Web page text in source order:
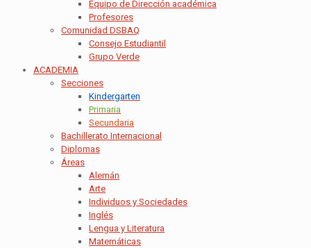
Equipo de Dirección académica
Profesores
Comunidad DSBAQ
Consejo Estudiantil
Grupo Verde
ACADEMIA
Secciones
Kindergarten
Primaria
Secundaria
Bachillerato Internacional
Diplomas
Áreas
Alemán
Arte
Individuos y Sociedades
Inglés
Lengua y Literatura
Matemáticas